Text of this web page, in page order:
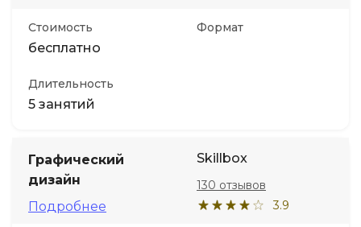
Стоимость
бесплатно
Формат
Длительность
5 занятий
Графический
дизайн
Подробнее
Skillbox
3.9
130 отзывов